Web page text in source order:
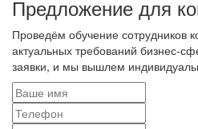
Предложение для
Проведём обучение сотрудников
актуальных требований бизнес-
заявки, и мы вышлем